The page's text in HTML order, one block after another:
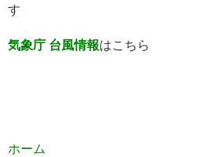
す
気象庁 台風情報はこちら
ホーム